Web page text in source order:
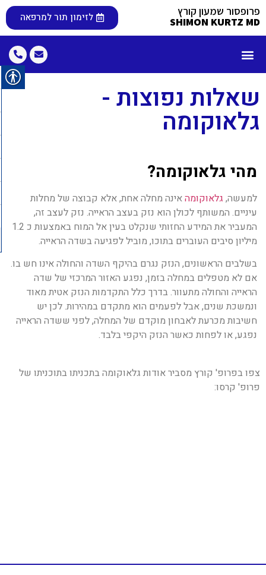
פרופסור שמעון קורץ
SHIMON KURTZ MD לזימון תור למרפאה
שאלות נפוצות -
גלאוקומה
מהי גלאוקומה?
למעשה, גלאוקומהאינה מחלה אחת, אלא קבוצה של מחלות
עיניים. המשותף לכולן הוא נזק בעצב הראייה. נזק לעצב זה,
המעביר את המידע החזותי שנקלט בעין אל המוח באמצעות כ 1.2
מיליון סיבים העוברים בתוכו, מוביל לפגיעה בשדה הראייה.
בשלבים הראשונים, הנזק נגרם בהיקף השדה והחולה אינו חש בו.
אם לא מטפלים במחלה בזמן, נפגע האזור המרכזי של שדה
הראייה והחולה מתעוור. בדרך כלל התקדמות הנזק אטית מאוד
ונמשכת שנים, אבל לפעמים הוא מתקדם במהירות. לכן יש
חשיבות מכרעת לאבחון מוקדם של המחלה, לפני ששדה הראייה
נפגע, או לפחות כאשר הנזק היקפי בלבד.
צפו בפרופ' קורץ מסביר אודות גלאוקומה בתכניתו בתוכניתו של
פרופ' קרסו: